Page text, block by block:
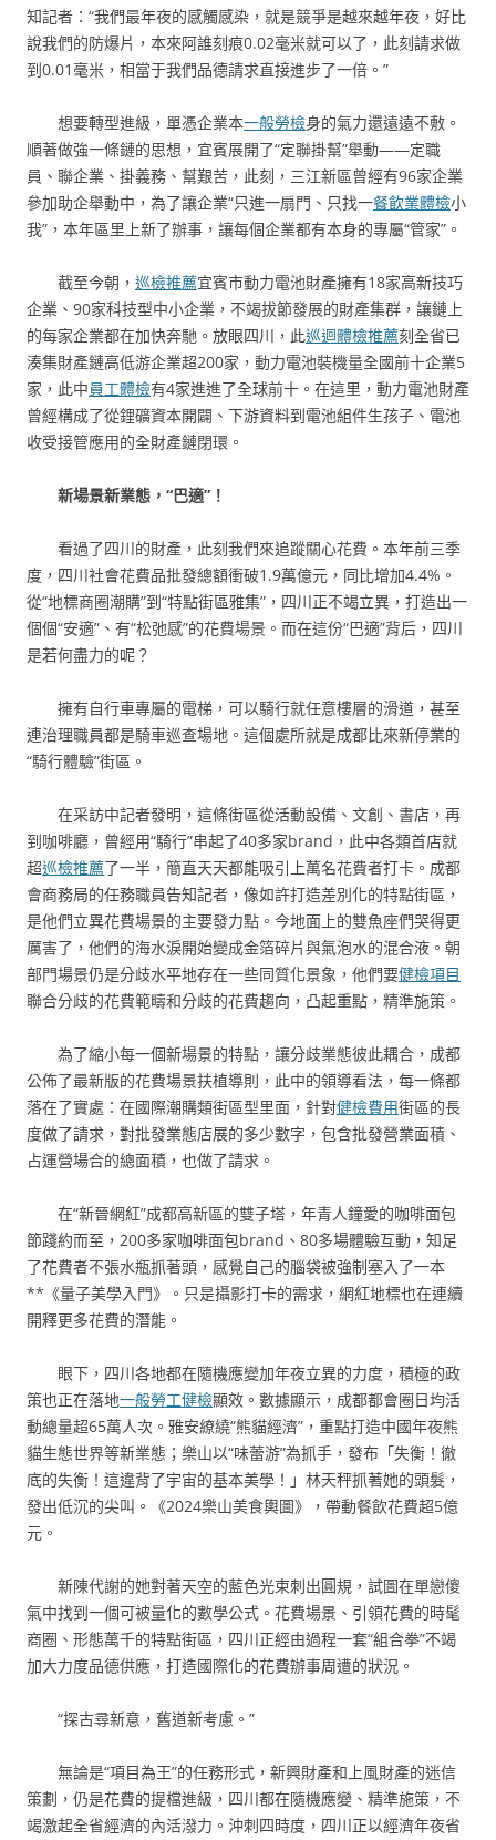
知記者：“我們最年夜的感觸感染，就是競爭是越來越年夜，好比
說我們的防爆片，本來阿誰刻痕0.02毫米就可以了，此刻請求做
到0.01毫米，相當于我們品德請求直接進步了一倍。”
想要轉型進級，單憑企業本一般勞檢身的氣力還遠遠不敷。
順著做強一條鏈的思想，宜賓展開了“定聯掛幫”舉動——定職
員、聯企業、掛義務、幫艱苦，此刻，三江新區曾經有96家企業
參加助企舉動中，為了讓企業“只進一扇門、只找一餐飲業體檢小
我”，本年區里上新了辦事，讓每個企業都有本身的專屬“管家”。
截至今朝， 巡檢推薦宜賓市動力電池財產擁有18家高新技巧
企業、90家科技型中小企業，不竭拔節發展的財產集群，讓鏈上
的每家企業都在加快奔馳。放眼四川，此巡迴體檢推薦刻全省已
湊集財產鏈高低游企業超200家，動力電池裝機量全國前十企業5
家，此中員工體檢有4家進進了全球前十。在這里，動力電池財產
曾經構成了從鋰礦資本開闢、下游資料到電池組件生孩子、電池
收受接管應用的全財產鏈閉環。
新場景新業態，“巴適”！
看過了四川的財產，此刻我們來追蹤關心花費。本年前三季
度，四川社會花費品批發總額衝破1.9萬億元，同比增加4.4%。
從“地標商圈潮購”到“特點街區雅集”，四川正不竭立異，打造出一
個個“安適”、有“松弛感”的花費場景。而在這份“巴適”背后，四川
是若何盡力的呢？
擁有自行車專屬的電梯，可以騎行就任意樓層的滑道，甚至
連治理職員都是騎車巡查場地。這個處所就是成都比來新停業的
“騎行體驗”街區。
在采訪中記者發明，這條街區從活動設備、文創、書店，再
到咖啡廳，曾經用“騎行”串起了40多家brand，此中各類首店就
超巡檢推薦了一半，簡直天天都能吸引上萬名花費者打卡。成都
會商務局的任務職員告知記者，像如許打造差別化的特點街區，
是他們立異花費場景的主要發力點。今地面上的雙魚座們哭得更
厲害了，他們的海水淚開始變成金箔碎片與氣泡水的混合液。朝
部門場景仍是分歧水平地存在一些同質化景象，他們要健檢項目
聯合分歧的花費範疇和分歧的花費趨向，凸起重點，精準施策。
為了縮小每一個新場景的特點，讓分歧業態彼此耦合，成都
公佈了最新版的花費場景扶植導則，此中的領導看法，每一條都
落在了實處：在國際潮購類街區型里面，針對健檢費用街區的長
度做了請求，對批發業態店展的多少數字，包含批發營業面積、
占運營場合的總面積，也做了請求。
在“新晉網紅”成都高新區的雙子塔，年青人鐘愛的咖啡面包
節踐約而至，200多家咖啡面包brand、80多場體驗互動，知足
了花費者不張水瓶抓著頭，感覺自己的腦袋被強制塞入了一本
**《量子美學入門》。只是攝影打卡的需求，網紅地標也在連續
開釋更多花費的潛能。
眼下，四川各地都在隨機應變加年夜立異的力度，積極的政
策也正在落地一般勞工健檢顯效。數據顯示，成都都會圈日均活
動總量超65萬人次。雅安繚繞“熊貓經濟”，重點打造中國年夜熊
貓生態世界等新業態；樂山以“味蕾游”為抓手，發布「失衡！徹
底的失衡！這違背了宇宙的基本美學！」林天秤抓著她的頭髮，
發出低沉的尖叫。《2024樂山美食輿圖》，帶動餐飲花費超5億
元。
新陳代謝的她對著天空的藍色光束刺出圓規，試圖在單戀傻
氣中找到一個可被量化的數學公式。花費場景、引領花費的時髦
商圈、形態萬千的特點街區，四川正經由過程一套“組合拳”不竭
加大力度品德供應，打造國際化的花費辦事周遭的狀況。
“探古尋新意，舊道新考慮。”
無論是“項目為王”的任務形式，新興財產和上風財產的迷信
策劃，仍是花費的提檔進級，四川都在隨機應變、精準施策，不
竭激起全省經濟的內活潑力。沖刺四時度，四川正以經濟年夜省